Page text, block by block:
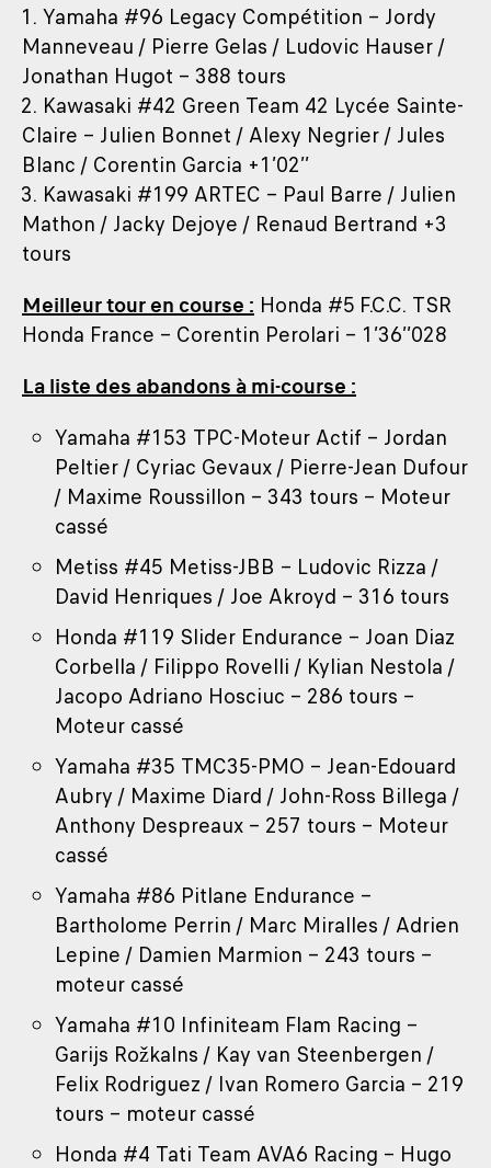
1. Yamaha #96 Legacy Compétition – Jordy
Manneveau / Pierre Gelas / Ludovic Hauser /
Jonathan Hugot – 388 tours
2. Kawasaki #42 Green Team 42 Lycée Sainte-
Claire – Julien Bonnet / Alexy Negrier / Jules
Blanc / Corentin Garcia +1’02’’
3. Kawasaki #199 ARTEC – Paul Barre / Julien
Mathon / Jacky Dejoye / Renaud Bertrand +3
tours
Meilleur tour en course : Honda #5 F.C.C. TSR
Honda France – Corentin Perolari – 1’36’’028
La liste des abandons à mi-course :
Yamaha #153 TPC-Moteur Actif – Jordan
Peltier / Cyriac Gevaux / Pierre-Jean Dufour
/ Maxime Roussillon – 343 tours – Moteur
cassé
Metiss #45 Metiss-JBB – Ludovic Rizza /
David Henriques / Joe Akroyd – 316 tours
Honda #119 Slider Endurance – Joan Diaz
Corbella / Filippo Rovelli / Kylian Nestola /
Jacopo Adriano Hosciuc – 286 tours –
Moteur cassé
Yamaha #35 TMC35-PMO – Jean-Edouard
Aubry / Maxime Diard / John-Ross Billega /
Anthony Despreaux – 257 tours – Moteur
cassé
Yamaha #86 Pitlane Endurance –
Bartholome Perrin / Marc Miralles / Adrien
Lepine / Damien Marmion – 243 tours –
moteur cassé
Yamaha #10 Infiniteam Flam Racing –
Garijs Rožkalns / Kay van Steenbergen /
Felix Rodriguez / Ivan Romero Garcia – 219
tours – moteur cassé
Honda #4 Tati Team AVA6 Racing – Hugo